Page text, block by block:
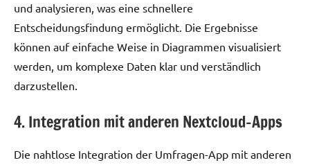
und analysieren, was eine schnellere
Entscheidungsfindung ermöglicht. Die Ergebnisse
können auf einfache Weise in Diagrammen visualisiert
werden, um komplexe Daten klar und verständlich
darzustellen.
4. Integration mit anderen Nextcloud-Apps
Die nahtlose Integration der Umfragen-App mit anderen